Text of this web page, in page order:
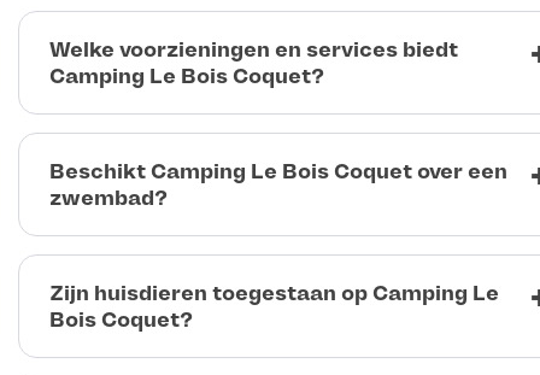
Welke voorzieningen en services biedt
Camping Le Bois Coquet?
Beschikt Camping Le Bois Coquet over een
zwembad?
Zijn huisdieren toegestaan op Camping Le
Bois Coquet?